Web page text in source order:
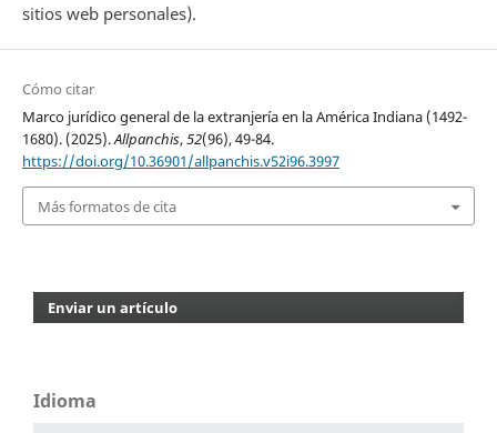
sitios web personales).
Cómo citar
Marco jurídico general de la extranjería en la América Indiana (1492-
1680). (2025).Allpanchis,52(96), 49-84.
https://doi.org/10.36901/allpanchis.v52i96.3997
Más formatos de cita
Enviar un artículo
Idioma